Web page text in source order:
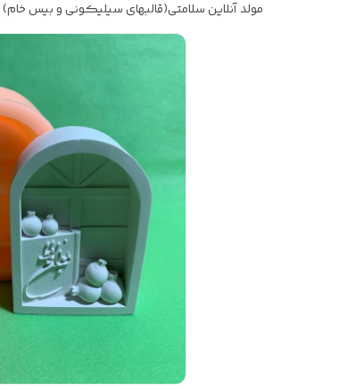
مولد آنلاین سلامتی(قالبهای سیلیکونی و بیس خام)